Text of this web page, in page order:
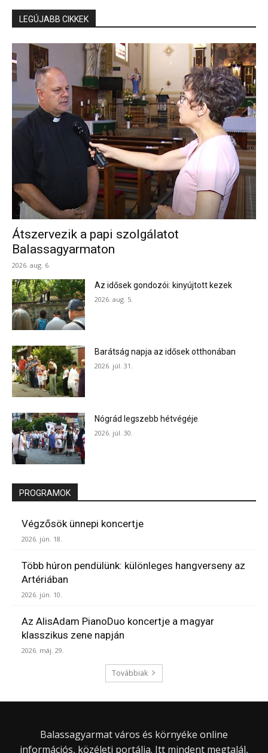
LEGÚJABB CIKKEK
Átszervezik a papi szolgálatot
Balassagyarmaton
2026. aug. 6.
Az idősek gondozói: kinyújtott kezek
2026. aug. 5.
Barátság napja az idősek otthonában
2026. júl. 31.
Nógrád legszebb hétvégéje
2026. júl. 30.
PROGRAMOK
Végzősök ünnepi koncertje
2026. jún. 18.
Több húron pendülünk: különleges hangverseny az
Artériában
2026. jún. 10.
Az AlisAdam PianoDuo koncertje a magyar
klasszikus zene napján
2026. máj. 29.
Továbbiak
Balassagyarmat város és környéke online
információs, közéleti portálja. Itt mindent megtalál,